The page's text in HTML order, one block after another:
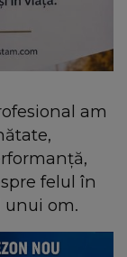
am
felul în
unui om.